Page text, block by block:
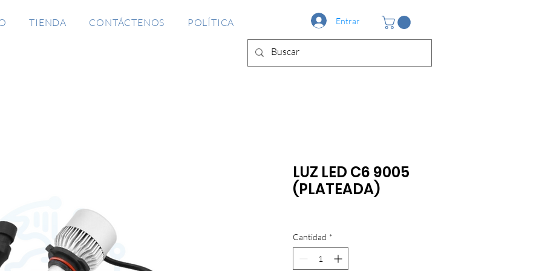
TIENDA CONTÁCTENOS POLÍTICA Entrar
LUZ LED C6 9005
(PLATEADA)
Cantidad *